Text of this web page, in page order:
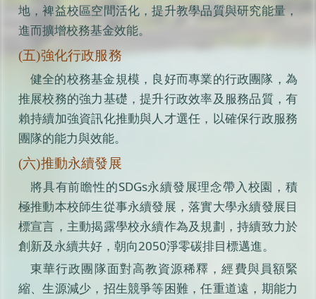
地，裨益校區空間活化，提升教學品質與研究能量，
進而擴增校務基金效能。
(五)強化行政服務
健全的校務基金規模，良好而專業的行政團隊，為
推展校務的強力基礎，提升行政效率及服務品質，有
賴持續加強資訊化推動與人才選任，以確保行政服務
團隊的能力與效能。
(六)推動永續發展
將具有前瞻性的SDGs永續發展理念帶入校園，積
極推動本校師生從事永續發展，落實大學永續發展目
標宣言，主動揭露學校永續作為及規劃，持續致力於
創新及永續共好，朝向2050淨零碳排目標邁進。
東華行政團隊面對高教資源稀釋，經費與員額緊
縮、生源減少，招生競爭等困難，任重道遠，期能力